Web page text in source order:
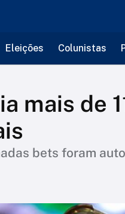
Eleições Colunistas
mais de
bets foram